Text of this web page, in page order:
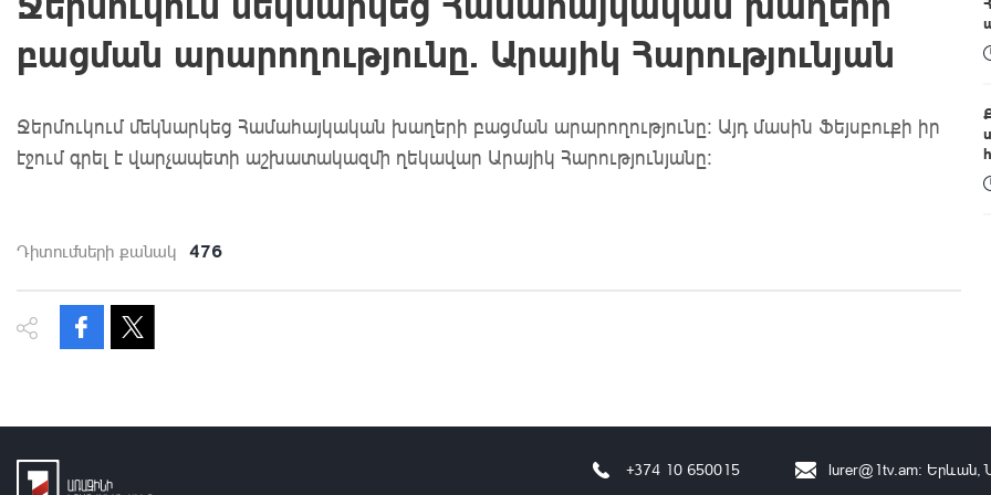
բացման արարողությունը. Արայիկ Հարությունյան
Ջերմուկում մեկնարկեց Համահայկական խաղերի բացման արարողությունը: Այդ մասին Ֆեյսբուքի իր
էջում գրել է վարչապետի աշխատակազմի ղեկավար Արայիկ Հարությունյանը։
Դիտումների քանակ 476
lurer@1tv.am։ Երևան,
+374 10 650015